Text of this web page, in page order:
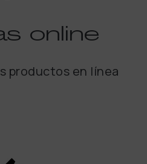
online
productos en línea